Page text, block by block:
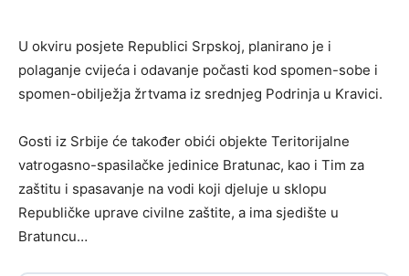
U okviru posjete Republici Srpskoj, planirano je i
polaganje cvijeća i odavanje počasti kod spomen-sobe i
spomen-obilježja žrtvama iz srednjeg Podrinja u Kravici.
Gosti iz Srbije će također obići objekte Teritorijalne
vatrogasno-spasilačke jedinice Bratunac, kao i Tim za
zaštitu i spasavanje na vodi koji djeluje u sklopu
Republičke uprave civilne zaštite, a ima sjedište u
Bratuncu…